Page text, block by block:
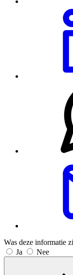
Was deze informatie
Ja
Nee